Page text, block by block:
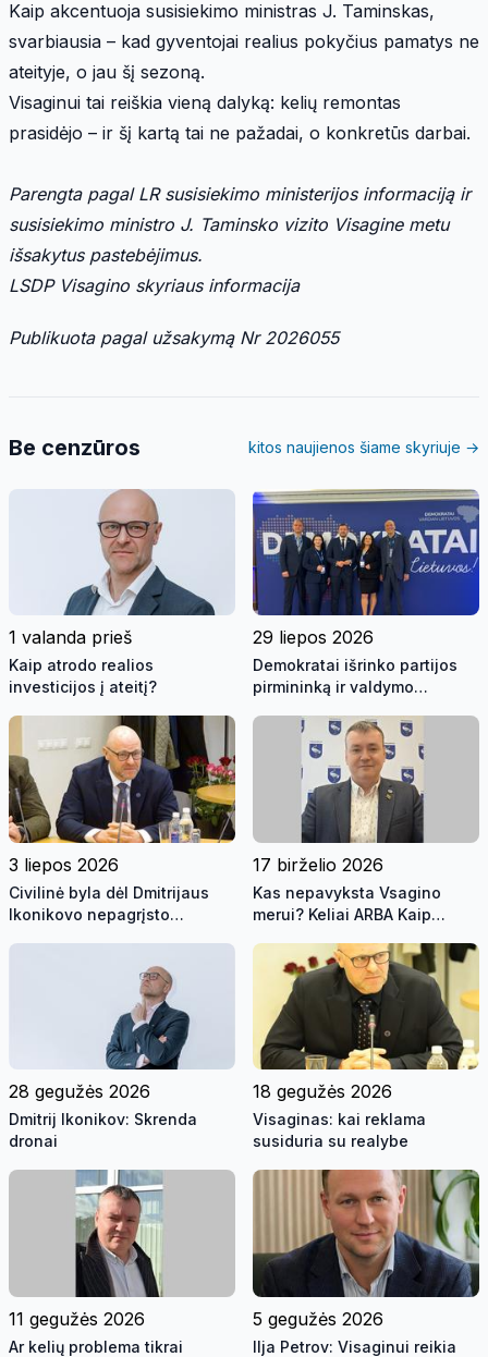
Kaip akcentuoja susisiekimo ministras J. Taminskas,
svarbiausia – kad gyventojai realius pokyčius pamatys ne
ateityje, o jau šį sezoną.
Visaginui tai reiškia vieną dalyką: kelių remontas
prasidėjo – ir šį kartą tai ne pažadai, o konkretūs darbai.
Parengta pagal LR susisiekimo ministerijos informaciją ir
susisiekimo ministro J. Taminsko vizito Visagine metu
išsakytus pastebėjimus.
LSDP Visagino skyriaus informacija
Publikuota pagal užsakymą Nr 2026055
Be cenzūros kitos naujienos šiame skyriuje →
1 valanda prieš
Kaip atrodo realios
investicijos į ateitį?
29 liepos 2026
Demokratai išrinko partijos
pirmininką ir valdymo
3 liepos 2026
Civilinė byla dėl Dmitrijaus
Ikonikovo nepagrįsto
17 birželio 2026
Kas nepavyksta Vsagino
merui? Keliai ARBA Kaip
28 gegužės 2026
Dmitrij Ikonikov: Skrenda
dronai
18 gegužės 2026
Visaginas: kai reklama
susiduria su realybe
11 gegužės 2026
Ar kelių problema tikrai
5 gegužės 2026
Ilja Petrov: Visaginui reikia